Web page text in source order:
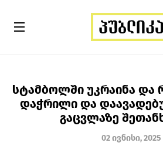
სტამბოლში უკრაინა და
დაჭრილი და
გაცვლაზე
02 ივნისი, 2025